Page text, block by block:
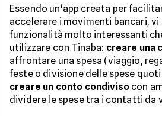
Essendo un'app creata per
accelerare i movimenti bancari,
funzionalità molto interessanti
utilizzare con Tinaba: creare una
affrontare una spesa (viaggio,
feste o divisione delle spese
creare un conto condiviso con
dividere le spese tra i contatti da